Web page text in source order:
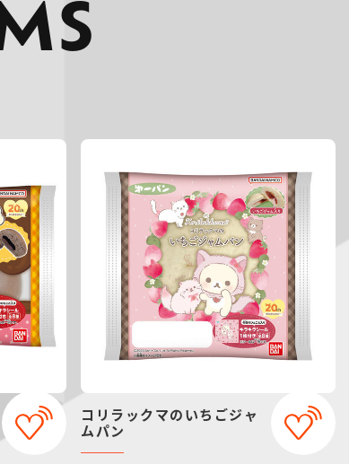
コリラックマのいちごジャ
ムパン